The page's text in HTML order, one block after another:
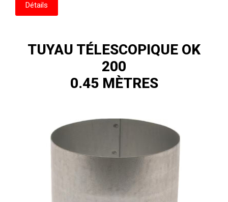
Détails
TUYAU TÉLESCOPIQUE OK
200
0.45 MÈTRES